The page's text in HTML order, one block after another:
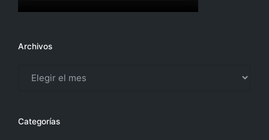
Archivos
Categorías